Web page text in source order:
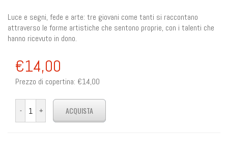
Luce e segni, fede e arte: tre giovani come tanti si raccontano
attraverso le forme artistiche che sentono proprie, con i talenti che
hanno ricevuto in dono.
€14,00
Prezzo di copertina: €14,00